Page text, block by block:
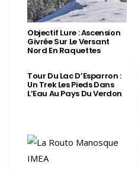
Objectif Lure : Ascension
Givrée Sur Le Versant
Nord En Raquettes
Tour Du Lac D’Esparron :
Un Trek Les Pieds Dans
L’Eau Au Pays Du Verdon